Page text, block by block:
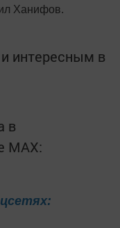
Ханифов.
интересным в
в
MАХ: